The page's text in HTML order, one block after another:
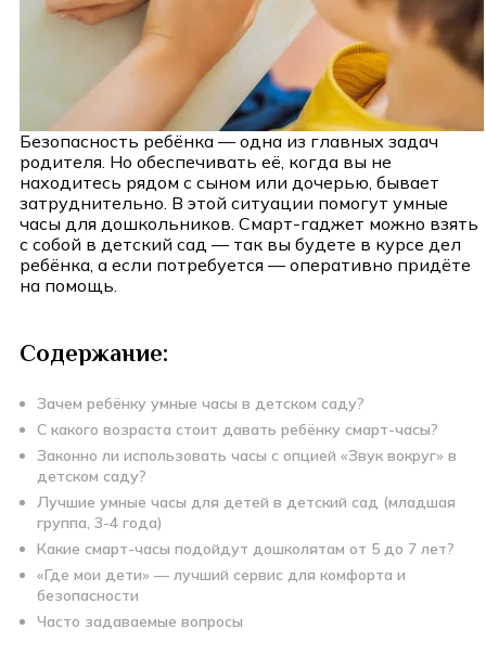
Безопасность ребёнка — одна из главных задач
родителя. Но обеспечивать её, когда вы не
находитесь рядом с сыном или дочерью, бывает
затруднительно. В этой ситуации помогут умные
часы для дошкольников. Смарт-гаджет можно взять
с собой в детский сад — так вы будете в курсе дел
ребёнка, а если потребуется — оперативно придёте
на помощь.
Содержание:
Зачем ребёнку умные часы в детском саду?
С какого возраста стоит давать ребёнку смарт-часы?
Законно ли использовать часы с опцией «Звук вокруг» в
детском саду?
Лучшие умные часы для детей в детский сад (младшая
группа, 3-4 года)
Какие смарт-часы подойдут дошколятам от 5 до 7 лет?
«Где мои дети» — лучший сервис для комфорта и
безопасности
Часто задаваемые вопросы